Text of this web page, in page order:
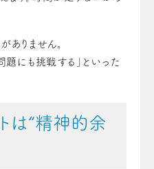
ありません。
題にも挑戦する」といった
は“精神的余